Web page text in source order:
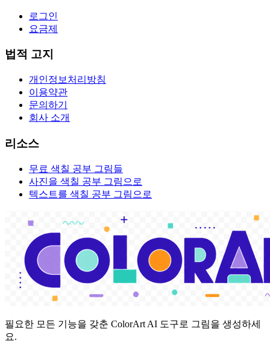
로그인
요금제
법적 고지
개인정보처리방침
이용약관
문의하기
회사 소개
리소스
무료 색칠 공부 그림들
사진을 색칠 공부 그림으로
텍스트를 색칠 공부 그림으로
필요한 모든 기능을 갖춘 ColorArt AI 도구로 그림을 생성하세
요.